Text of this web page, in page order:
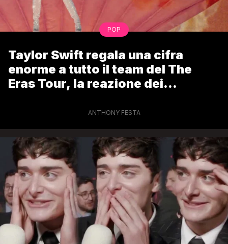
POP
Taylor Swift regala una cifra
enorme a tutto il team del The
Eras Tour, la reazione dei
ANTHONY FESTA